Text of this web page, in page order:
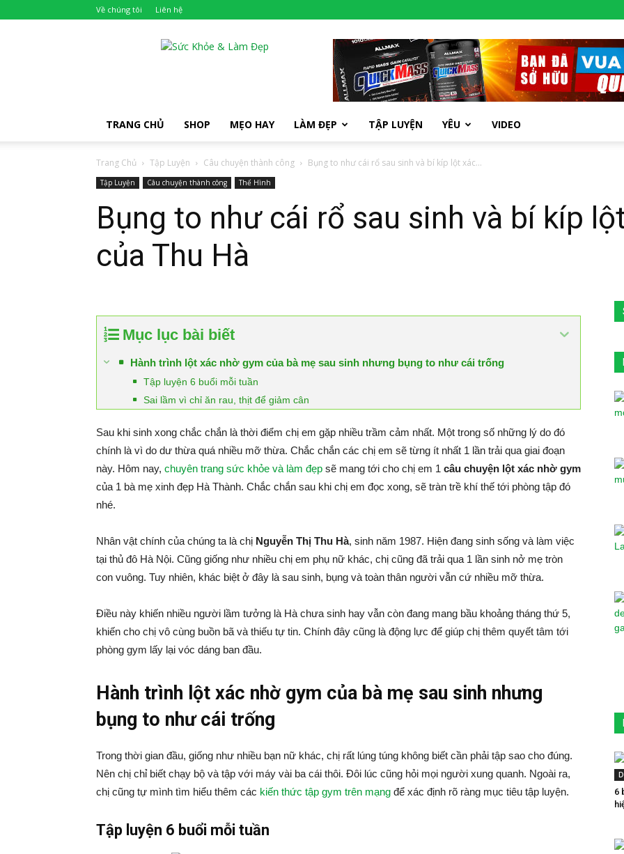
Về chúng tôi Liên hệ
TRANG CHỦ SHOP MẸO HAY LÀM ĐẸP TẬP LUYỆN YÊU VIDEO
Trang Chủ Tập Luyện Câu chuyện thành công Bụng to như cái rổ sau sinh và bí kíp lột xác...
Tập Luyện Câu chuyện thành công Thể Hình
Bụng to như cái rổ sau sinh và bí kíp
của Thu Hà
Mục lục bài biết
Hành trình lột xác nhờ gym của bà mẹ sau sinh nhưng bụng to như cái trống
Tập luyện 6 buổi mỗi tuần
Sai lầm vì chỉ ăn rau, thịt để giảm cân
Sau khi sinh xong chắc chắn là thời điểm chị em gặp nhiều trầm cảm nhất. Một trong số những lý do đó
chính là vì do dư thừa quá nhiều mỡ thừa. Chắc chắn các chị em sẽ từng ít nhất 1 lần trải qua giai đoạn
này. Hôm nay, chuyên trang sức khỏe và làm đẹp sẽ mang tới cho chị em 1 câu chuyện lột xác nhờ gym
của 1 bà mẹ xinh đẹp Hà Thành. Chắc chắn sau khi chị em đọc xong, sẽ tràn trề khí thế tới phòng tập đó
nhé.
Nhân vật chính của chúng ta là chị Nguyễn Thị Thu Hà, sinh năm 1987. Hiện đang sinh sống và làm việc
tại thủ đô Hà Nội. Cũng giống như nhiều chị em phụ nữ khác, chị cũng đã trải qua 1 lần sinh nở mẹ tròn
con vuông. Tuy nhiên, khác biệt ở đây là sau sinh, bụng và toàn thân người vẫn cứ nhiều mỡ thừa.
Điều này khiến nhiều người lầm tưởng là Hà chưa sinh hay vẫn còn đang mang bầu khoảng tháng thứ 5,
khiến cho chị vô cùng buồn bã và thiếu tự tin. Chính đây cũng là động lực để giúp chị thêm quyết tâm tới
phòng gym lấy lại vóc dáng ban đầu.
Hành trình lột xác nhờ gym của bà mẹ sau sinh nhưng
bụng to như cái trống
Trong thời gian đầu, giống như nhiều bạn nữ khác, chị rất lúng túng không biết cần phải tập sao cho đúng.
Nên chị chỉ biết chạy bộ và tập với máy vài ba cái thôi. Đôi lúc cũng hỏi mọi người xung quanh. Ngoài ra,
chị cũng tự mình tìm hiểu thêm các kiến thức tập gym trên mạng để xác định rõ ràng mục tiêu tập luyện.
Tập luyện 6 buổi mỗi tuần
6